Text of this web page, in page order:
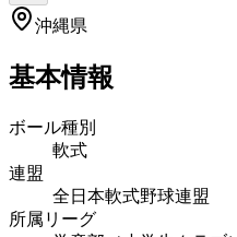
沖縄県
基本情報
ボール種別
軟式
連盟
全日本軟式野球連盟
所属リーグ